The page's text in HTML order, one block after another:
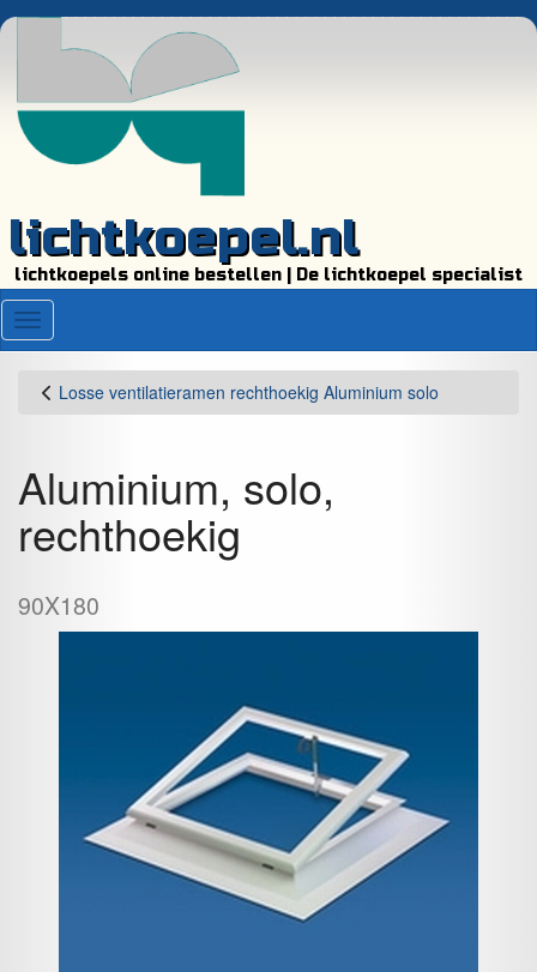
lichtkoepel.nl
lichtkoepels online bestellen | De lichtkoepel specialist
Menu
Losse ventilatieramen rechthoekig Aluminium solo
Aluminium, solo,
rechthoekig
90X180